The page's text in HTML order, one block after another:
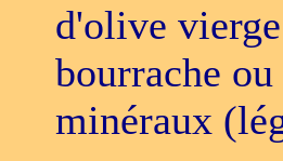
d'olive
bourrache
minéraux